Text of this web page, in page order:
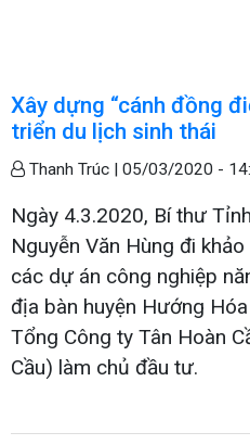
Xây dựng “cánh đồng
triển du lịch sinh thái
Thanh Trúc | 05/03/2020 -
Ngày 4.3.2020, Bí thư
Nguyễn Văn Hùng đi
các dự án công nghiệp
địa bàn huyện Hướng
Tổng Công ty Tân Hoàn
Cầu) làm chủ đầu tư.